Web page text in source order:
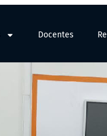
Docentes